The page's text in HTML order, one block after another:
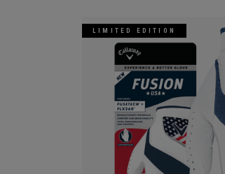
LIMITED EDITION